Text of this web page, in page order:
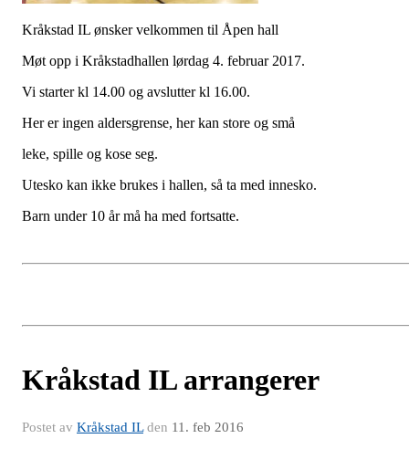
Kråkstad IL ønsker velkommen til Åpen hall
Møt opp i Kråkstadhallen lørdag 4. februar 2017.
Vi starter kl 14.00 og avslutter kl 16.00.
Her er ingen aldersgrense, her kan store og små
leke, spille og kose seg.
Utesko kan ikke brukes i hallen, så ta med innesko.
Barn under 10 år må ha med fortsatte.
Kråkstad IL arrangerer
Postet av Kråkstad ILden 11. feb 2016